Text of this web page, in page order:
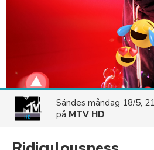
Sändes måndag 18/5,
på MTV HD